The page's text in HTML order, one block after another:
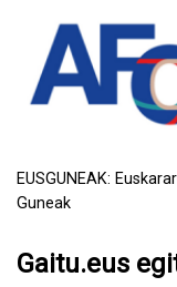
EUSGUNEAK:
Guneak
Gaitu.eus